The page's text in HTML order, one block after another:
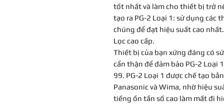
tốt nhất và làm cho thiết bị trở
tạo ra PG-2 Loại 1: sử dụng các
chúng để đạt hiệu suất cao nhất.
Lọc cao cấp.
Thiết bị của bạn xứng đáng có
cẩn thận để đảm bảo PG-2 Loại
99. PG-2 Loại 1 được chế tạo
Panasonic và Wima, nhờ hiệu
tiếng ồn tần số cao làm mất đi